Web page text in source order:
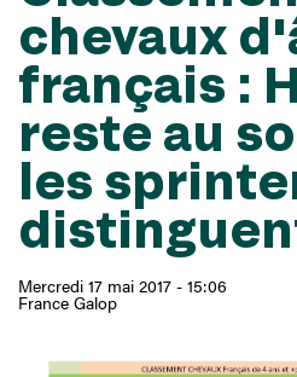
chevaux
français :
reste au
les
Mercredi 17 mai 2017 - 15:06
France Galop